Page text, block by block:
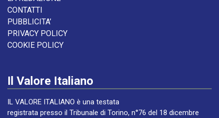
CONTATTI
PUBBLICITA’
PRIVACY POLICY
COOKIE POLICY
Il Valore Italiano
IL VALORE ITALIANO è una testata
registrata presso il Tribunale di Torino, n°76 del 18 dicembre